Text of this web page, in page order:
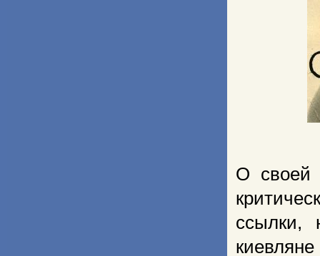
О своей
ссылки,